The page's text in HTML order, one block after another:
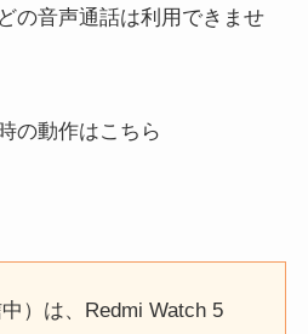
の音声通話は利用できませ
の動作はこちら
）は、Redmi Watch 5